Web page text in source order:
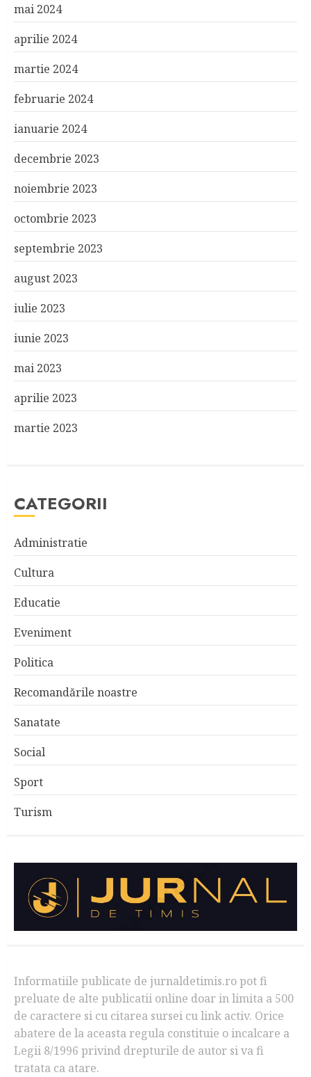
mai 2024
aprilie 2024
martie 2024
februarie 2024
ianuarie 2024
decembrie 2023
noiembrie 2023
octombrie 2023
septembrie 2023
august 2023
iulie 2023
iunie 2023
mai 2023
aprilie 2023
martie 2023
CATEGORII
Administratie
Cultura
Educatie
Eveniment
Politica
Recomandările noastre
Sanatate
Social
Sport
Turism
Informatiile publicate de jurnaldetimis.ro pot fi
preluate de alte publicatii online doar in limita a 500
de caractere si cu citarea sursei cu link activ. Orice
abatere de la aceasta regula constituie o incalcare a
Legii 8/1996 privind drepturile de autor si va fi
tratata ca atare.